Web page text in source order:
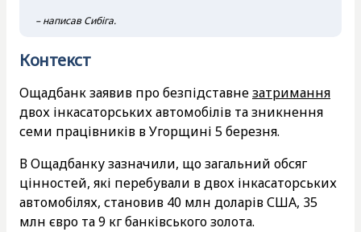
– написав Сибіга.
Контекст
Ощадбанк заявив про безпідставнезатримання
двох інкасаторських автомобілів та зникнення
семи працівників в Угорщині 5 березня.
В Ощадбанку зазначили, що загальний обсяг
цінностей, які перебували в двох інкасаторських
автомобілях, становив 40 млн доларів США, 35
млн євро та 9 кг банківського золота.